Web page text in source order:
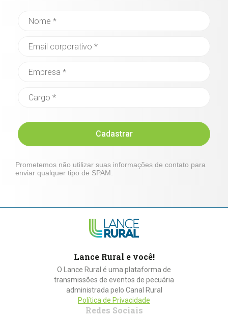
Cadastrar
Prometemos não utilizar suas informações de contato para
enviar qualquer tipo de SPAM.
Lance Rural e você!
O Lance Rural é uma plataforma de
transmissões de eventos de pecuária
administrada pelo Canal Rural
Política de Privacidade
Redes Sociais